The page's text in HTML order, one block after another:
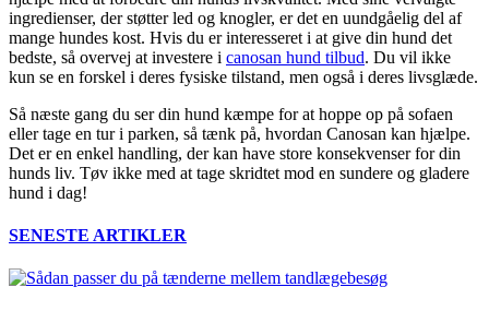
ingredienser, der støtter led og knogler, er det en uundgåelig del af
mange hundes kost. Hvis du er interesseret i at give din hund det
bedste, så overvej at investere i canosan hund tilbud. Du vil ikke
kun se en forskel i deres fysiske tilstand, men også i deres livsglæde.
Så næste gang du ser din hund kæmpe for at hoppe op på sofaen
eller tage en tur i parken, så tænk på, hvordan Canosan kan hjælpe.
Det er en enkel handling, der kan have store konsekvenser for din
hunds liv. Tøv ikke med at tage skridtet mod en sundere og gladere
hund i dag!
SENESTE ARTIKLER